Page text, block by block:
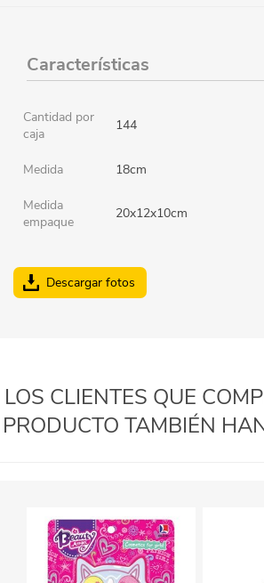
Características
Cantidad por
caja
144
Medida 18cm
Medida
empaque
20x12x10cm
Descargar fotos
LOS CLIENTES QUE
PRODUCTO TAMBIÉN